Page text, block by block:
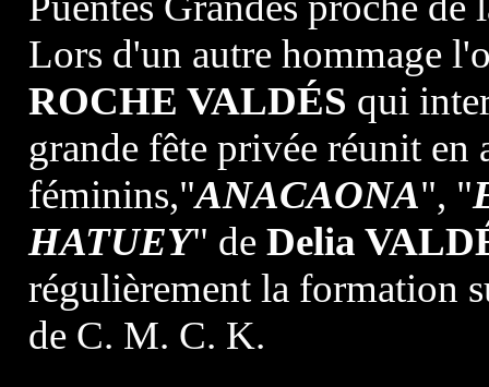
Lors d'un autre hommage
ROCHE VALDÉS qui
grande fête privée réunit en
féminins,"ANACAONA", "
HATUEY" de Delia
régulièrement la formation
de C. M. C. K.